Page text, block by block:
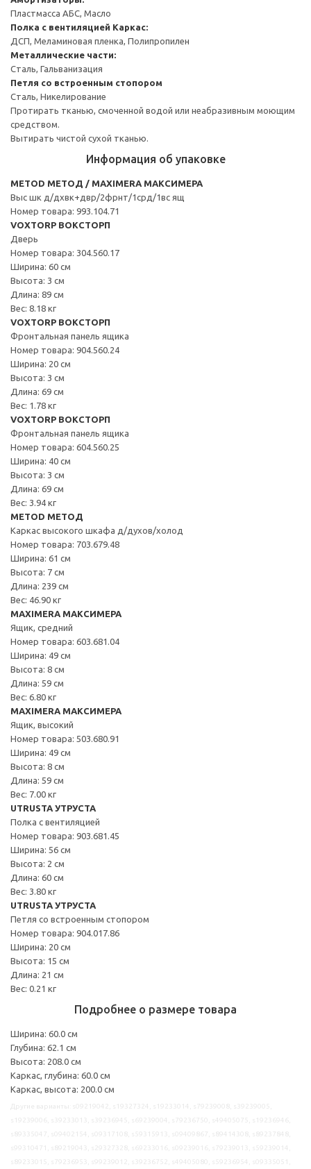
Пластмасса АБС, Масло
Полка с вентиляцией Каркас:
ДСП, Меламиновая пленка, Полипропилен
Металлические части:
Сталь, Гальванизация
Петля со встроенным стопором
Сталь, Никелирование
Протирать тканью, смоченной водой или неабразивным моющим
средством.
Вытирать чистой сухой тканью.
Информация об упаковке
METOD МЕТОД / MAXIMERA МАКСИМЕРА
Выс шк д/дхвк+двр/2фрнт/1срд/1вс ящ
Номер товара: 993.104.71
VOXTORP ВОКСТОРП
Дверь
Номер товара: 304.560.17
Ширина: 60 см
Высота: 3 см
Длина: 89 см
Вес: 8.18 кг
VOXTORP ВОКСТОРП
Фронтальная панель ящика
Номер товара: 904.560.24
Ширина: 20 см
Высота: 3 см
Длина: 69 см
Вес: 1.78 кг
VOXTORP ВОКСТОРП
Фронтальная панель ящика
Номер товара: 604.560.25
Ширина: 40 см
Высота: 3 см
Длина: 69 см
Вес: 3.94 кг
METOD МЕТОД
Каркас высокого шкафа д/духов/холод
Номер товара: 703.679.48
Ширина: 61 см
Высота: 7 см
Длина: 239 см
Вес: 46.90 кг
MAXIMERA МАКСИМЕРА
Ящик, средний
Номер товара: 603.681.04
Ширина: 49 см
Высота: 8 см
Длина: 59 см
Вес: 6.80 кг
MAXIMERA МАКСИМЕРА
Ящик, высокий
Номер товара: 503.680.91
Ширина: 49 см
Высота: 8 см
Длина: 59 см
Вес: 7.00 кг
UTRUSTA УТРУСТА
Полка с вентиляцией
Номер товара: 903.681.45
Ширина: 56 см
Высота: 2 см
Длина: 60 см
Вес: 3.80 кг
UTRUSTA УТРУСТА
Петля со встроенным стопором
Номер товара: 904.017.86
Ширина: 20 см
Высота: 15 см
Длина: 21 см
Вес: 0.21 кг
Подробнее о размере товара
Ширина: 60.0 см
Глубина: 62.1 см
Высота: 208.0 см
Каркас, глубина: 60.0 см
Каркас, высота: 200.0 см